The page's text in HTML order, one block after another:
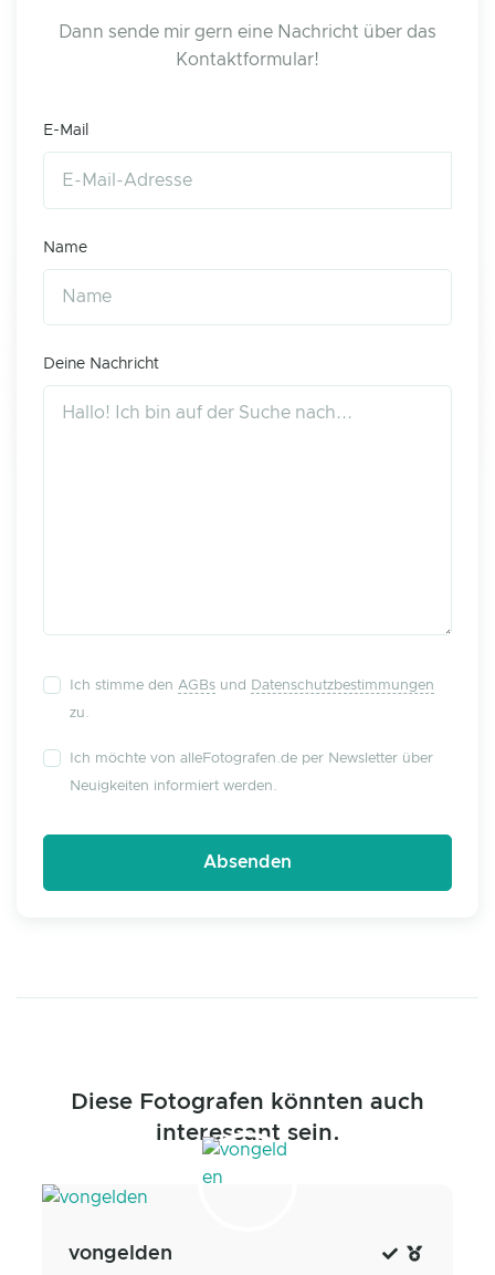
Dann sende mir gern eine Nachricht über das
Kontaktformular!
E-Mail
Name
Deine Nachricht
Ich stimme den AGBs und
Datenschutzbestimmungen
zu.
Ich möchte von alleFotografen.de per Newsletter über
Neuigkeiten informiert werden.
Diese Fotografen könnten auch
interessant sein.
vongelden